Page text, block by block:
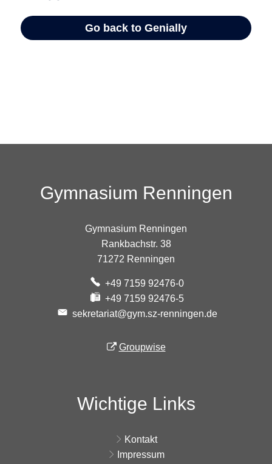
Gymnasium Renningen
Gymnasium Renningen
Rankbachstr. 38
71272 Renningen
+49 7159 92476-0
+49 7159 92476-5
sekretariat@gym.sz-renningen.de
Groupwise
Wichtige Links
Kontakt
Impressum